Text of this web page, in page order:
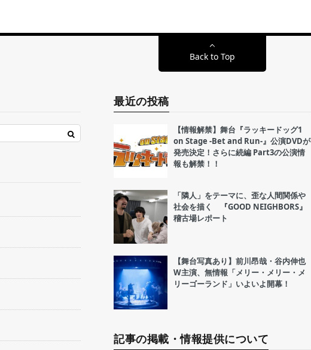
Back to Top
最近の投稿
【情報解禁】舞台『ラッキードッグ1
on Stage -Bet and Run-』公演DVDが
発売決定！さらに続編 Part3の公演情
報も解禁！！
「隣人」をテーマに、歪な人間関係や
社会を描く 『GOOD NEIGHBORS』
稽古場レポート
【舞台写真あり】前川昂哉・谷内伸也
W主演、無情報「メリー・メリー・メ
リーゴーランド」いよいよ開幕！
記事の掲載・情報提供について